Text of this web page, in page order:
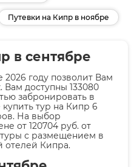
Путевки на Кипр в ноябре
в сентябре
году позволит Вам
Вам доступны 133080
забронировать в
тур на Кипр 6
На выбор
от 120704 руб. от
с размещением в
отелей Кипра.